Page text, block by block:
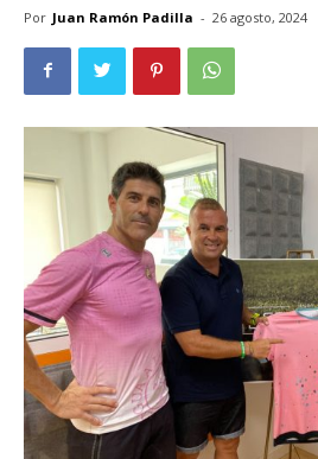
Por Juan Ramón Padilla - 26 agosto, 2024